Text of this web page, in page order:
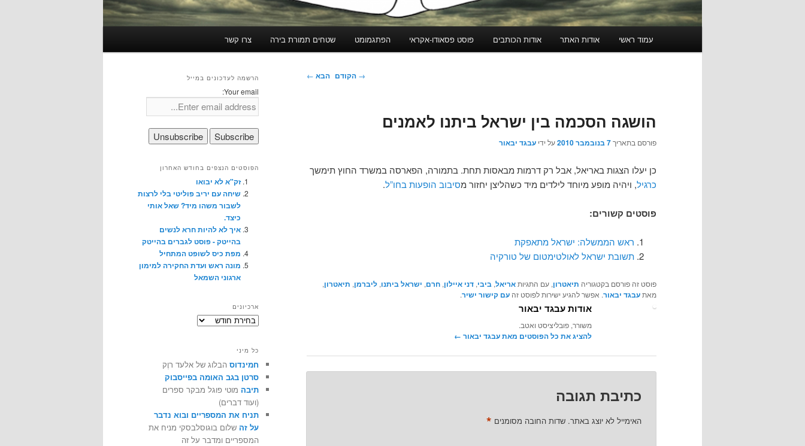
עמוד ראשי אודות האתר אודות הכותבים פוסט פסאודו-אקראי הפתגמומט שטחים תמורת בירה צרו קשר
ניווט
→ הקודם הבא ←
הושגה הסכמה בין ישראל ביתנו לאמנים
פורסם בתאריך7 בנובמבר 2010 על ידי עבגד יבאור
כן יעלו הצגות באריאל, אבל רק דרמות מבאסות תחת. בתמורה, הפארסה במשרד החוץ תימשך
כרגיל, ויהיה מופע מיוחד לילדים מיד כשהליצן יחזור מסיבוב הופעות בחו”ל.
פוסטים קשורים:
ראש הממשלה: ישראל מתאפקת
תשובת ישראל לאולטימטום של טורקיה
פוסט זה פורסם בקטגוריה תיאטרון, עם התגיותאריאל, ביבי, דני איילון, חרם, ישראל ביתנו, ליברמן, תיאטרון,
מאתעבגד יבאור. אפשר להגיע ישירות לפוסט זה עם קישור ישיר.
אודות עבגד יבאור
משורר, פובליציסט ואטב.
להציג את כל הפוסטים מאת עבגד יבאור‏ ←
כתיבת תגובה
האימייל לא יוצג באתר. שדות החובה מסומנים *
הרשמה לעדכונים במייל
Your email:
הפוסטים הנצפים בחודש האחרון
זק"א לא יבואו
שיחה עם יריב פוליטי בלי לרצות
לשבור משהו מיד? שאל אותי
כיצד.
איך לא להיות חרא לנשים
בהייטק - פוסט לגברים בהייטק
מפת כיס לשופט המתחיל
מונה ראש ועדת החקירה למימון
ארגוני השמאל
ארכיונים
ארכיונים
כל מיני
חמינדוס הבלוג של אלעד רוֶק
סרטן בגב האומה בפייסבוק
תיבה מוטי פוגל מבקר ספרים
(ועוד דברים)
תניח את המספריים ובוא נדבר
על זה שלום בוגוסלבסקי מניח את
המספריים ומדבר על זה